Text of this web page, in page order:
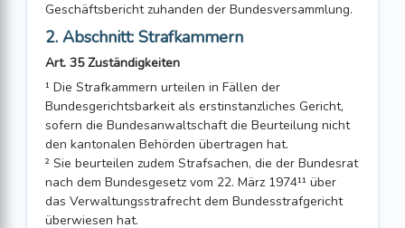
Geschäftsbericht zuhanden der Bundesversammlung.
2. Abschnitt: Strafkammern
Art. 35 Zuständigkeiten
¹ Die Strafkammern urteilen in Fällen der
Bundesgerichtsbarkeit als erstinstanz­liches Gericht,
sofern die Bundesanwaltschaft die Beurteilung nicht
den kantonalen Behörden übertragen hat.
² Sie beurteilen zudem Strafsachen, die der Bundesrat
nach dem Bundesgesetz vom 22. März 1974¹¹ über
das Verwaltungsstrafrecht dem Bundesstrafgericht
überwiesen hat.